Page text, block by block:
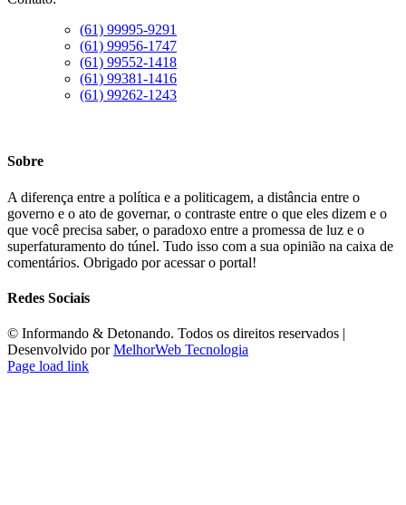
(61) 99995-9291
(61) 99956-1747
(61) 99552-1418
(61) 99381-1416
(61) 99262-1243
Sobre
A diferença entre a política e a politicagem, a distância entre o
governo e o ato de governar, o contraste entre o que eles dizem e o
que você precisa saber, o paradoxo entre a promessa de luz e o
superfaturamento do túnel. Tudo isso com a sua opinião na caixa de
comentários. Obrigado por acessar o portal!
Redes Sociais
©️ Informando & Detonando. Todos os direitos reservados |
Desenvolvido porMelhorWeb Tecnologia
Page load link